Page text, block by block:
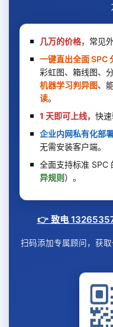
几万的价格，常见
一键直出全面 SPC
彩虹图、箱线图、
机器学习判异图、
读。
1 天即可上线，快速
企业内网私有化部
无需安装客户端。
全面支持标准 SPC
异规则）。
👉 致电
扫码添加专属顾问，获